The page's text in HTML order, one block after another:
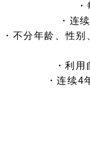
・连
・不分年龄、性
・利
・连续4